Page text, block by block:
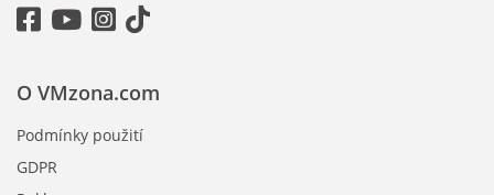
O VMzona.com
Podmínky použití
GDPR